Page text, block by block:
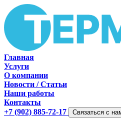
Главная
Услуги
О компании
Новости / Статьи
Наши работы
Контакты
+7 (902) 885-72-17
Связаться с